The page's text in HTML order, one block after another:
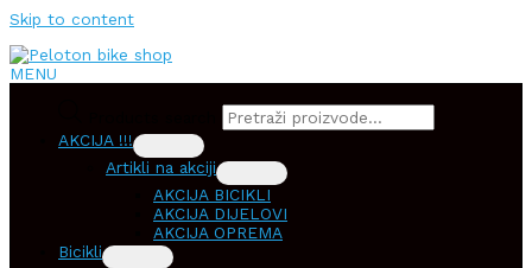
Skip to content
MENU
AKCIJA !!!
Artikli na akciji
AKCIJA BICIKLI
AKCIJA DIJELOVI
AKCIJA OPREMA
Bicikli